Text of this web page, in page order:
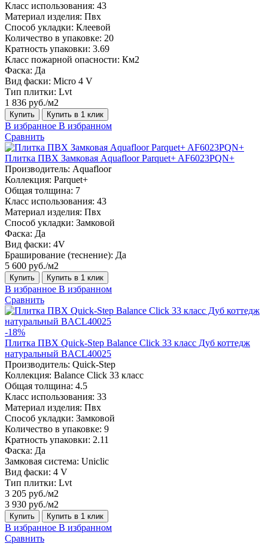
Класс использования: 43
Материал изделия: Пвх
Способ укладки: Клеевой
Количество в упаковке: 20
Кратность упаковки: 3.69
Класс пожарной опасности: Км2
Фаска: Да
Вид фаски: Micro 4 V
Тип плитки: Lvt
1 836 руб./м2
Купить Купить в 1 клик
В избранное В избранном
Сравнить
Плитка ПВХ Замковая Aquafloor Parquet+ AF6023PQN+
Производитель: Aquafloor
Коллекция: Parquet+
Общая толщина: 7
Класс использования: 43
Материал изделия: Пвх
Способ укладки: Замковой
Фаска: Да
Вид фаски: 4V
Браширование (теснение): Да
5 600 руб./м2
Купить Купить в 1 клик
В избранное В избранном
Сравнить
-18%
Плитка ПВХ Quick-Step Balance Click 33 класс Дуб коттедж
натуральный BACL40025
Производитель: Quick-Step
Коллекция: Balance Click 33 класс
Общая толщина: 4.5
Класс использования: 33
Материал изделия: Пвх
Способ укладки: Замковой
Количество в упаковке: 9
Кратность упаковки: 2.11
Фаска: Да
Замковая система: Uniclic
Вид фаски: 4 V
Тип плитки: Lvt
3 205 руб./м2
3 930 руб./м2
Купить Купить в 1 клик
В избранное В избранном
Сравнить